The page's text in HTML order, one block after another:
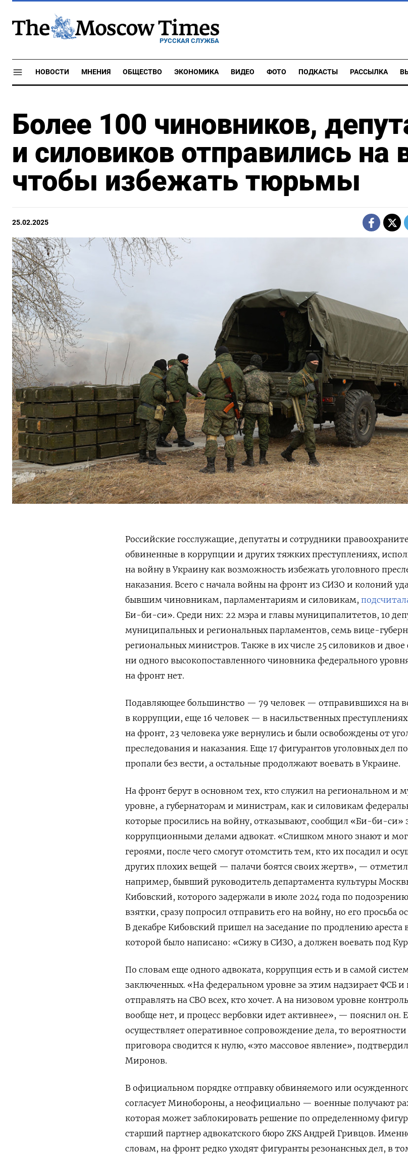
РУССКАЯ СЛУЖБА
НОВОСТИ МНЕНИЯ ОБЩЕСТВО ЭКОНОМИКА ВИДЕО ФОТО ПОДКАСТЫ РАССЫЛКА
Более 100 чиновников,
и силовиков отправились на
чтобы избежать тюрьмы
25.02.2025
Российские госслужащие, депутаты и сотрудники
обвиненные в коррупции и других тяжких преступлениях,
на войну в Украину как возможность избежать уголовного
наказания. Всего с начала войны на фронт из СИЗО и колоний
бывшим чиновникам, парламентариям и силовикам,
Би-би-си». Среди них: 22 мэра и главы муниципалитетов, 10
муниципальных и региональных парламентов, семь вице-
региональных министров. Также в их числе 25 силовиков и двое
ни одного высокопоставленного чиновника федерального
на фронт нет.
Подавляющее большинство — 79 человек — отправившихся на
в коррупции, еще 16 человек — в насильственных
на фронт, 23 человека уже вернулись и были освобождены от
преследования и наказания. Еще 17 фигурантов уголовных дел
пропали без вести, а остальные продолжают воевать в Украине.
На фронт берут в основном тех, кто служил на региональном и
уровне, а губернаторам и министрам, как и силовикам
которые просились на войну, отказывают, сообщил «Би-би-си»
коррупционными делами адвокат. «Слишком много знают и
героями, после чего смогут отомстить тем, кто их посадил и
других плохих вещей — палачи боятся своих жертв», —
например, бывший руководитель департамента культуры
Кибовский, которого задержали в июле 2024 года по
взятки, сразу попросил отправить его на войну, но его просьба
В декабре Кибовский пришел на заседание по продлению ареста
которой было написано: «Сижу в СИЗО, а должен воевать под
По словам еще одного адвоката, коррупция есть и в самой
заключенных. «На федеральном уровне за этим надзирает ФСБ и
отправлять на СВО всех, кто хочет. А на низовом уровне
вообще нет, и процесс вербовки идет активнее», — пояснил он.
осуществляет оперативное сопровождение дела, то
приговора сводится к нулю, «это массовое явление»,
Миронов.
В официальном порядке отправку обвиняемого или
согласует Минобороны, а неофициально — военные получают
которая может заблокировать решение по определенному
старший партнер адвокатского бюро ZKS Андрей Гривцов.
словам, на фронт редко уходят фигуранты резонансных дел, в